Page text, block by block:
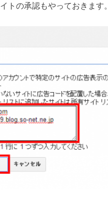
トの承認もやっておきます。